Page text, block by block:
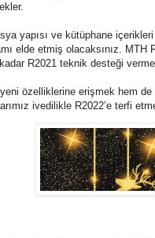
yapısı ve kütüphane
elde etmiş olacaksınız.
R2021 teknik desteği
yeni özelliklerine erişmek hem
ivedilikle R2022’e terfi